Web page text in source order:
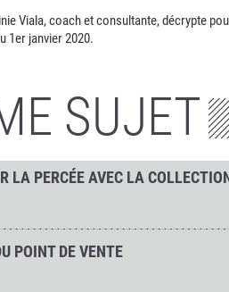
Viala, coach et consultante, décrypte
1er janvier 2020.
SUJET
LA PERCÉE AVEC LA
POINT DE VENTE